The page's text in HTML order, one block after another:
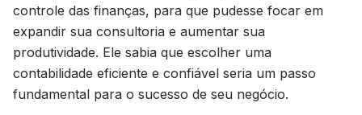
controle das finanças, para que pudesse focar em
expandir sua consultoria e aumentar sua
produtividade. Ele sabia que escolher uma
contabilidade eficiente e confiável seria um passo
fundamental para o sucesso de seu negócio.